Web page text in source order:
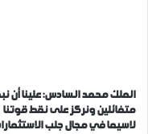
الملك محمد السادس: علينا أن
متفائلين ونركز على نقط قوتنا
لاسيما في مجال جلب